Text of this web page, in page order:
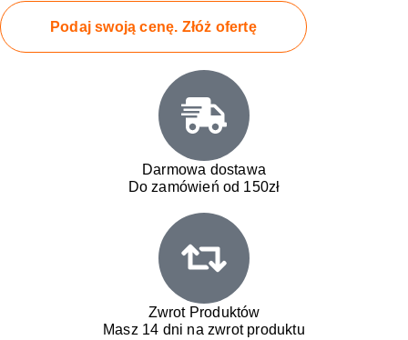
Podaj swoją cenę. Złóż ofertę
Darmowa dostawa
Do zamówień od 150zł
Zwrot Produktów
Masz 14 dni na zwrot produktu